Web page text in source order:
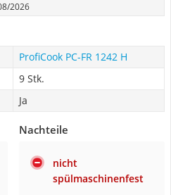
2026
ProfiCook ‎PC-FR 1242 H
9 Stk.
Ja
Nachteile
nicht
spülmaschinenfest